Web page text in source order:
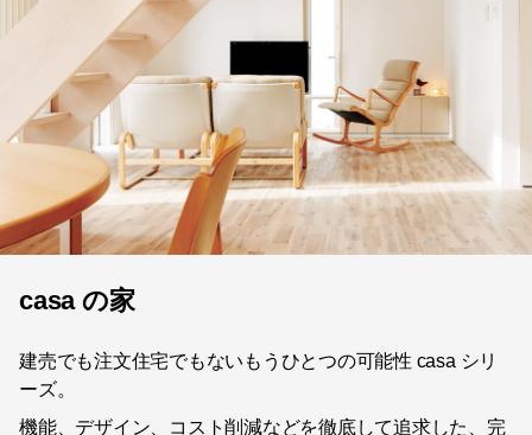
casa の家
建売でも注文住宅でもないもうひとつの可能性 casa シリ
ーズ。
機能、デザイン、コスト削減などを徹底して追求した、完